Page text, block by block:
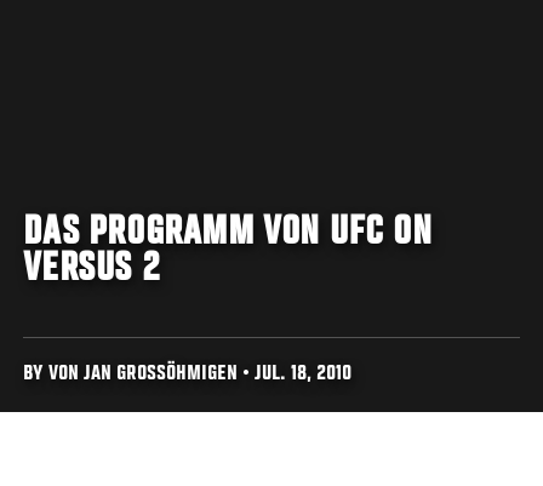
DAS PROGRAMM VON UFC ON
VERSUS 2
BY VON JAN GROSSÖHMIGEN • JUL. 18, 2010